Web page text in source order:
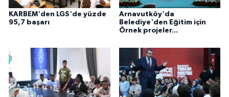
KARBEM'den LGS'de yüzde
95,7 başarı
Arnavutköy'da
Belediye'den Eğitim için
Örnek projeler...